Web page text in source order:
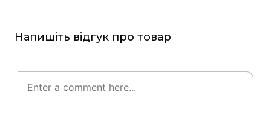
Напишіть відгук про товар